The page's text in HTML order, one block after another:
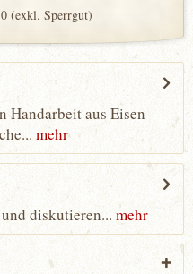
(exkl. Sperrgut)
aus Eisen
mehr
diskutieren... mehr